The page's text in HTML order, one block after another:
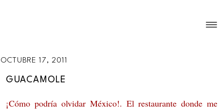
OCTUBRE 17, 2011
GUACAMOLE
¡Cómo podría olvidar México!. El restaurante donde